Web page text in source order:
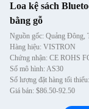
Loa kệ sách
bằng gỗ
Nguồn gốc: Quảng Đông,
Hàng hiệu: VISTRON
Chứng nhận: CE ROHS
Số mô hình: AS30
Số lượng đặt hàng tối
Giá bán: $86.50-92.50